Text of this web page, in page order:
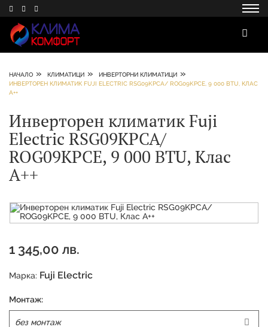
НАЧАЛО » КЛИМАТИЦИ » ИНВЕРТОРНИ КЛИМАТИЦИ »
ИНВЕРТОРЕН КЛИМАТИК FUJI ELECTRIC RSG09KPCA/ ROG09KPCЕ, 9 000 BTU, КЛАС
А++
Инверторен климатик Fuji
Electric RSG09KPCA/
ROG09KPCЕ, 9 000 BTU, Клас
А++
1 345,00 лв.
Марка: Fuji Electric
Монтаж: